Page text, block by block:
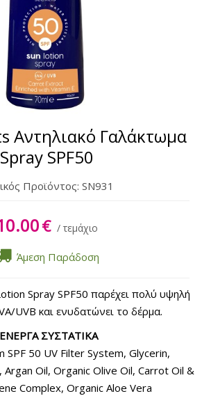
Αντηλιακό Γαλάκτωμα
Spray SPF50
Προϊόντος: SN931
€ / τεμάχιο
Άμεση Παράδοση
Spray SPF50 παρέχει πολύ υψηλή
UVB και ενυδατώνει το δέρμα.
ΕΝΕΡΓΑ ΣΥΣΤΑΤΙΚΑ
SPF 50 UV Filter System, Glycerin,
Argan Oil, Organic Olive Oil, Carrot Oil &
Complex, Organic Aloe Vera